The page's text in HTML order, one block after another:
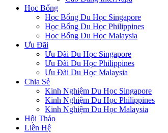
Học Bổng
Học Bổng Du Học Singapore
Học Bổng Du Học Philippines
Học Bổng Du Học Malaysia
Ưu Đãi
Ưu Đãi Du Học Singapore
Ưu Đãi Du Học Philippines
Ưu Đãi Du Học Malaysia
Chia Sẻ
Kinh Nghiệm Du Học Singapore
Kinh Nghiệm Du Học Philippines
Kinh Nghiệm Du Học Malaysia
Hội Thảo
Liên Hệ